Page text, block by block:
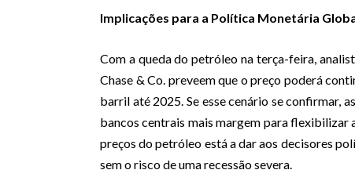
Implicações para a Política Monetária
Com a queda do petróleo na terça-feira,
Chase & Co. preveem que o preço poderá
barril até 2025. Se esse cenário se confirmar,
bancos centrais mais margem para flexibilizar
preços do petróleo está a dar aos decisores
sem o risco de uma recessão severa.